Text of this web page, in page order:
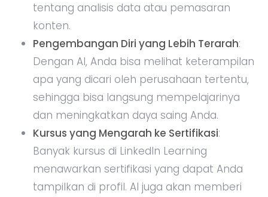
tentang analisis data atau pemasaran
konten.
Pengembangan Diri yang Lebih Terarah:
Dengan AI, Anda bisa melihat keterampilan
apa yang dicari oleh perusahaan tertentu,
sehingga bisa langsung mempelajarinya
dan meningkatkan daya saing Anda.
Kursus yang Mengarah ke Sertifikasi:
Banyak kursus di LinkedIn Learning
menawarkan sertifikasi yang dapat Anda
tampilkan di profil. AI juga akan memberi